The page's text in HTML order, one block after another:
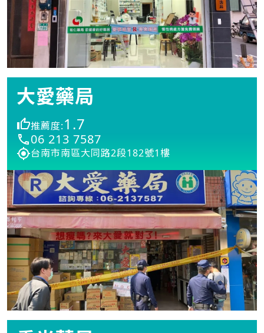
大愛藥局
推薦度:1.7
06 213 7587
台南市南區大同路2段182號1樓